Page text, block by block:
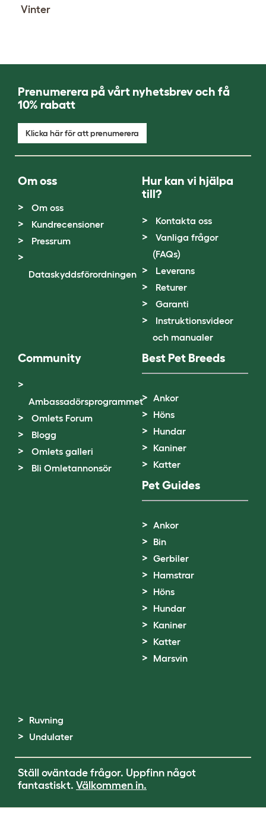
Vinter
Prenumerera på vårt nyhetsbrev och få
10% rabatt
Klicka här för att prenumerera
Om oss
Om oss
Kundrecensioner
Pressrum
Dataskyddsförordningen
Hur kan vi hjälpa
till?
Kontakta oss
Vanliga frågor
(FAQs)
Leverans
Returer
Garanti
Instruktionsvideor
och manualer
Community
Ambassadörsprogrammet
Omlets Forum
Blogg
Omlets galleri
Bli Omletannonsör
Best Pet Breeds
Ankor
Höns
Hundar
Kaniner
Katter
Pet Guides
Ankor
Bin
Gerbiler
Hamstrar
Höns
Hundar
Kaniner
Katter
Marsvin
Ruvning
Undulater
Ställ oväntade frågor. Uppfinn något
fantastiskt. Välkommen in.